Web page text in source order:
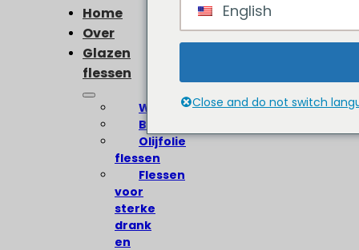
Home
Over
Glazen
flessen
Wijnflessen
Bierflessen
Olijfolie
flessen
Flessen
voor
sterke
drank
en
English
Close and do not switch